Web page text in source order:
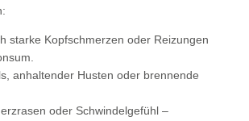
starke Kopfschmerzen oder Reizungen
anhaltender Husten oder brennende
oder Schwindelgefühl –